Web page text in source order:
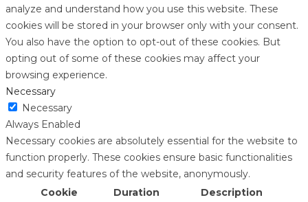
analyze and understand how you use this website. These
cookies will be stored in your browser only with your consent.
You also have the option to opt-out of these cookies. But
opting out of some of these cookies may affect your
browsing experience.
Necessary
Necessary
Always Enabled
Necessary cookies are absolutely essential for the website to
function properly. These cookies ensure basic functionalities
and security features of the website, anonymously.
Cookie
Duration Description